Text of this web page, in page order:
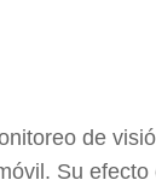
de
Su